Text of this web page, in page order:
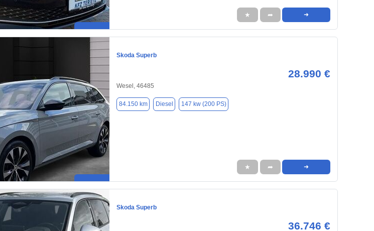
★ ➦ ➜
Skoda Superb
28.990 €
Wesel, 46485
84.150 km Diesel 147 kw (200 PS)
★ ➦ ➜
Skoda Superb
36.746 €